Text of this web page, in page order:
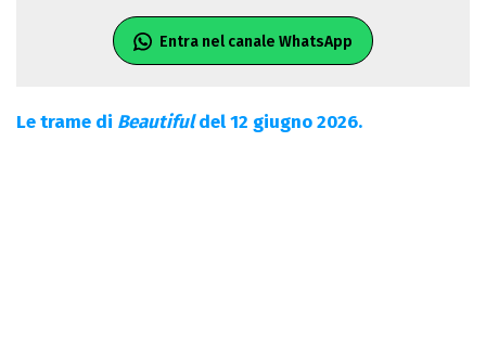
Entra nel canale WhatsApp
Le trame di Beautifuldel 12 giugno 2026.